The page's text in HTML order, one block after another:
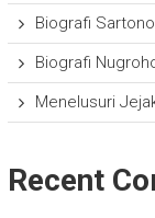
Biografi
Biografi
Menelusuri
Recent